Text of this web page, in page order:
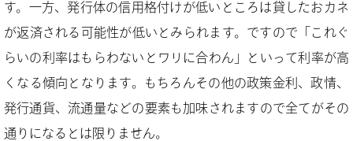
す。一方、発行体の信用格付けが低いところは貸したおカネ
が返済される可能性が低いとみられます。ですので「これぐ
らいの利率はもらわないとワリに合わん」といって利率が高
くなる傾向となります。もちろんその他の政策金利、政情、
発行通貨、流通量などの要素も加味されますので全てがその
通りになるとは限りません。